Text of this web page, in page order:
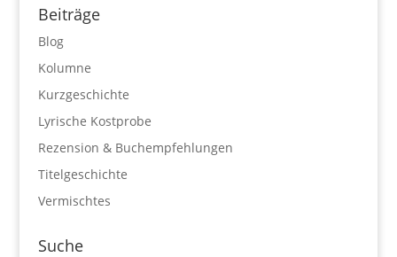
Beiträge
Blog
Kolumne
Kurzgeschichte
Lyrische Kostprobe
Rezension & Buchempfehlungen
Titelgeschichte
Vermischtes
Suche